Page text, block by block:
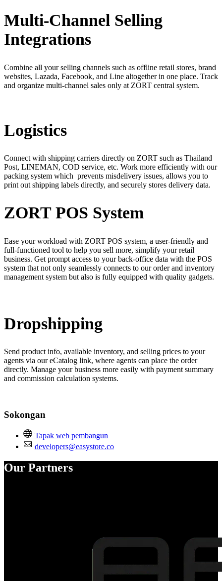
Multi-Channel Selling
Integrations
Combine all your selling channels such as offline retail stores, brand
websites, Lazada, Facebook, and Line altogether in one place. Track
and organize multi-channel sales only at ZORT central system.
Logistics
Connect with shipping carriers directly on ZORT such as Thailand
Post, LINEMAN, COD service, etc. Work more efficiently with our
packing system which prevents misdelivery issues, allows you to
print out shipping labels directly, and securely stores delivery data.
ZORT POS System
Ease your workload with ZORT POS system, a user-friendly and
full-functioned tool to help you sell more, simplify your retail
business. Get prompt access to your back-office data with the POS
system that not only seamlessly connects to our order and inventory
management system but also is fully equipped with quality gadgets.
Dropshipping
Send product info, available inventory, and selling prices to your
agents via our eCatalog link, where agents can place the order
directly. Manage your business more easily with payment summary
and commission calculation systems.
Sokongan
Tapak web pembangun
developers@easystore.co
Our Partners